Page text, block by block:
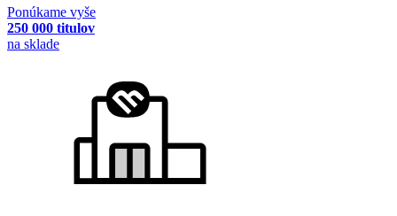
Ponúkame vyše
250 000 titulov
na sklade